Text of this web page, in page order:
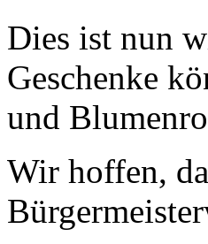
Dies ist nun
Geschenke
und
Wir hoffen,